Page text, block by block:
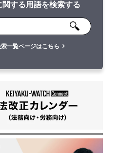
関する用語を検索する
一覧ページはこちら